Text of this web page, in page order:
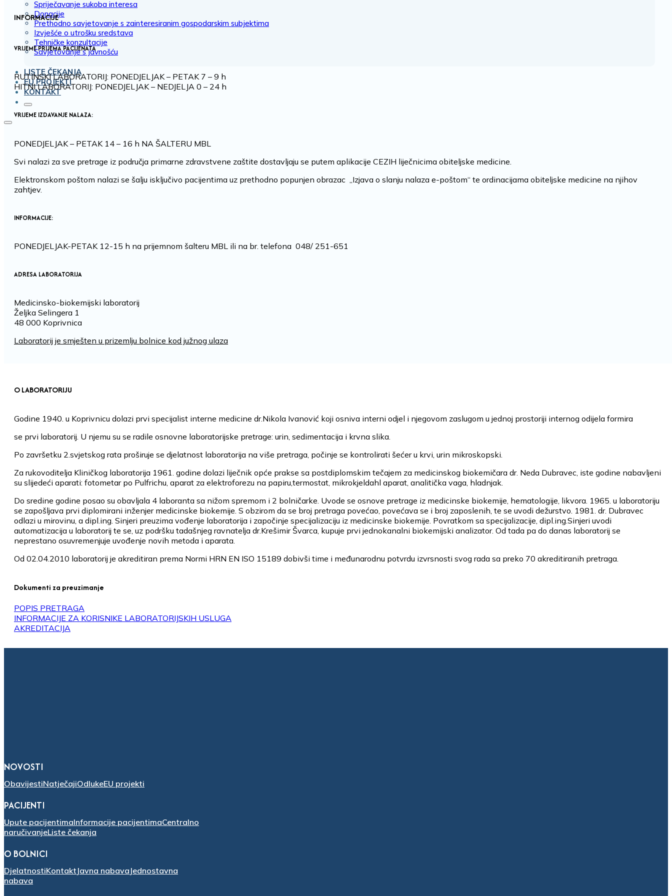
Spriječavanje sukoba interesa
Donacije
Prethodno savjetovanje s zainteresiranim gospodarskim subjektima
Izvješće o utrošku sredstava
Tehničke konzultacije
Savjetovanje s javnošću
LISTE ČEKANJA
EU PROJEKTI
KONTAKT
INFORMACIJE
VRIJEME PRIJEMA PACIJENATA
RUTINSKI LABORATORIJ: PONEDJELJAK – PETAK 7 – 9 h
HITNI LABORATORIJ: PONEDJELJAK – NEDJELJA 0 – 24 h
VRIJEME IZDAVANJE NALAZA:
PONEDJELJAK – PETAK 14 – 16 h NA ŠALTERU MBL
Svi nalazi za sve pretrage iz područja primarne zdravstvene zaštite dostavljaju se putem aplikacije CEZIH liječnicima obiteljske medicine.
Elektronskom poštom nalazi se šalju isključivo pacijentima uz prethodno popunjen obrazac „Izjava o slanju nalaza e-poštom“ te ordinacijama obiteljske medicine na njihov
zahtjev.
INFORMACIJE:
PONEDJELJAK-PETAK 12-15 h na prijemnom šalteru MBL ili na br. telefona 048/ 251-651
ADRESA LABORATORIJA
Medicinsko-biokemijski laboratorij
Željka Selingera 1
48 000 Koprivnica
Laboratorij je smješten u prizemlju bolnice kod južnog ulaza
O LABORATORIJU
Godine 1940. u Koprivnicu dolazi prvi specijalist interne medicine dr.Nikola Ivanović koji osniva interni odjel i njegovom zaslugom u jednoj prostoriji internog odijela formira
se prvi laboratorij. U njemu su se radile osnovne laboratorijske pretrage: urin, sedimentacija i krvna slika.
Po završetku 2.svjetskog rata proširuje se djelatnost laboratorija na više pretraga, počinje se kontrolirati šećer u krvi, urin mikroskopski.
Za rukovoditelja Kliničkog laboratorija 1961. godine dolazi liječnik opće prakse sa postdiplomskim tečajem za medicinskog biokemičara dr. Neda Dubravec, iste godine nabavljeni
su slijedeći aparati: fotometar po Pulfrichu, aparat za elektroforezu na papiru,termostat, mikrokjeldahl aparat, analitička vaga, hladnjak.
Do sredine godine posao su obavljala 4 laboranta sa nižom spremom i 2 bolničarke. Uvode se osnove pretrage iz medicinske biokemije, hematologije, likvora. 1965. u laboratoriju
se zapošljava prvi diplomirani inženjer medicinske biokemije. S obzirom da se broj pretraga povećao, povećava se i broj zaposlenih, te se uvodi dežurstvo. 1981. dr. Dubravec
odlazi u mirovinu, a dipl.ing. Sinjeri preuzima vođenje laboratorija i započinje specijalizaciju iz medicinske biokemije. Povratkom sa specijalizacije, dipl.ing.Sinjeri uvodi
automatizacija u laboratorij te se, uz podršku tadašnjeg ravnatelja dr.Krešimir Švarca, kupuje prvi jednokanalni biokemijski analizator. Od tada pa do danas laboratorij se
neprestano osuvremenjuje uvođenje novih metoda i aparata.
Od 02.04.2010 laboratorij je akreditiran prema Normi HRN EN ISO 15189 dobivši time i međunarodnu potvrdu izvrsnosti svog rada sa preko 70 akreditiranih pretraga.
Dokumenti za preuzimanje
POPIS PRETRAGA
INFORMACIJE ZA KORISNIKE LABORATORIJSKIH USLUGA
AKREDITACIJA
NOVOSTI
ObavijestiNatječajiOdlukeEU projekti
PACIJENTI
Upute pacijentimaInformacije pacijentimaCentralno
naručivanjeListe čekanja
O BOLNICI
DjelatnostiKontakt Javna nabava Jednostavna
nabava